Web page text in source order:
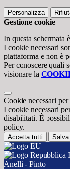
Personalizza
Gestione cookie
In questa schermata
I cookie necessari
piattaforma e non è
Per conoscere quali
visionare la
Cookie necessari
I cookie necessari
disabilitati. È
policy.
Accetta tutti Salva
Anelli - Pinto